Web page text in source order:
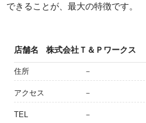
できることが、最大の特徴です。
店舗名 株式会社Ｔ＆Ｐワークス
住所 －
アクセス －
TEL －